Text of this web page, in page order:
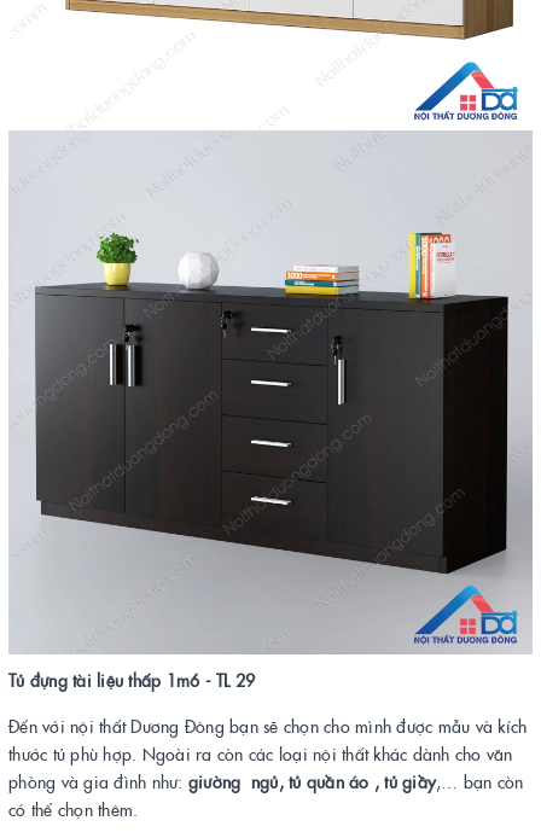
Tủ đựng tài liệu thấp 1m6 - TL 29
Đến với nội thất Dương Đông bạn sẽ chọn cho mình được mẫu và kích
thước tủ phù hợp. Ngoài ra còn các loại nội thất khác dành cho văn
phòng và gia đình như: giường ngủ, tủ quần áo , tủ giầy,… bạn còn
có thể chọn thêm.